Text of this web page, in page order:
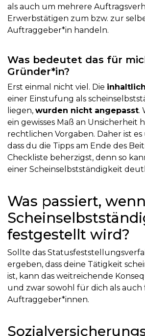
als auch um mehrere
Erwerbstätigen zum bzw. zur
Auftraggeber*in handeln.
Was bedeutet das für
Gründer*in?
Erst einmal nicht viel. Die
einer Einstufung als
liegen, wurden nicht angepasst.
ein gewisses Maß an Unsicherheit
rechtlichen Vorgaben. Daher ist
dass du die Tipps am Ende des
Checkliste beherzigst, denn so
einer Scheinselbstständigkeit
Was passiert,
festgestellt wird?
Sollte das
ergeben, dass deine Tätigkeit
ist, kann das weitreichende
und zwar sowohl für dich als auch
Auftraggeber*innen.